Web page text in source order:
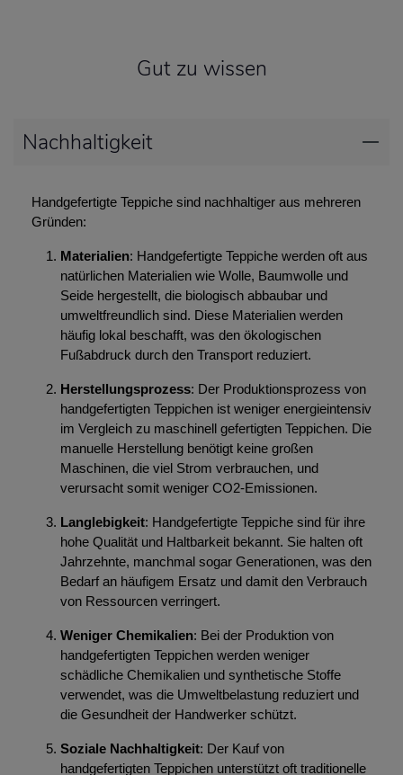
Gut zu wissen
Nachhaltigkeit
Handgefertigte Teppiche sind nachhaltiger aus mehreren
Gründen:
Materialien: Handgefertigte Teppiche werden oft aus
natürlichen Materialien wie Wolle, Baumwolle und
Seide hergestellt, die biologisch abbaubar und
umweltfreundlich sind. Diese Materialien werden
häufig lokal beschafft, was den ökologischen
Fußabdruck durch den Transport reduziert.
Herstellungsprozess: Der Produktionsprozess von
handgefertigten Teppichen ist weniger energieintensiv
im Vergleich zu maschinell gefertigten Teppichen. Die
manuelle Herstellung benötigt keine großen
Maschinen, die viel Strom verbrauchen, und
verursacht somit weniger CO2-Emissionen.
Langlebigkeit: Handgefertigte Teppiche sind für ihre
hohe Qualität und Haltbarkeit bekannt. Sie halten oft
Jahrzehnte, manchmal sogar Generationen, was den
Bedarf an häufigem Ersatz und damit den Verbrauch
von Ressourcen verringert.
Weniger Chemikalien: Bei der Produktion von
handgefertigten Teppichen werden weniger
schädliche Chemikalien und synthetische Stoffe
verwendet, was die Umweltbelastung reduziert und
die Gesundheit der Handwerker schützt.
Soziale Nachhaltigkeit: Der Kauf von
handgefertigten Teppichen unterstützt oft traditionelle